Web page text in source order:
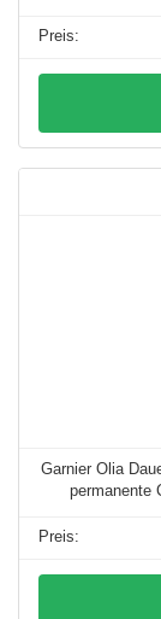
Garnier Olia
permanente